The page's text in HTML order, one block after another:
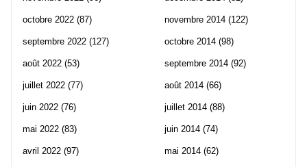
octobre 2022 (87)
septembre 2022 (127)
août 2022 (53)
juillet 2022 (77)
juin 2022 (76)
mai 2022 (83)
avril 2022 (97)
novembre 2014 (122)
octobre 2014 (98)
septembre 2014 (92)
août 2014 (66)
juillet 2014 (88)
juin 2014 (74)
mai 2014 (62)